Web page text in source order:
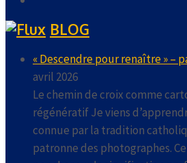
BLOG
« Descendre pour renaître » –
avril 2026
Le chemin de croix comme
régénératif Je viens
connue par la tradition
patronne des photographes.